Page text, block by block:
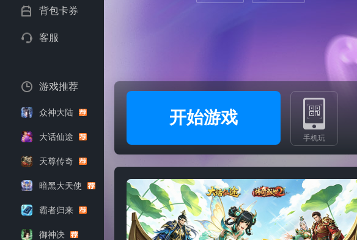
开始游戏
手机玩
背包卡券
客服
游戏推荐
众神大陆
大话仙途
天尊传奇
暗黑大天使
霸者归来
御神决